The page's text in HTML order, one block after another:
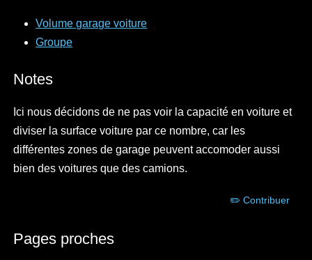
Volume garage voiture
Groupe
Notes
Ici nous décidons de ne pas voir la capacité en voiture et
diviser la surface voiture par ce nombre, car les
différentes zones de garage peuvent accomoder aussi
bien des voitures que des camions.
✏️ Contribuer
Pages proches